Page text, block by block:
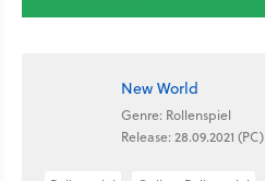
New World
Genre: Rollenspiel
Release: 28.09.2021 (PC)